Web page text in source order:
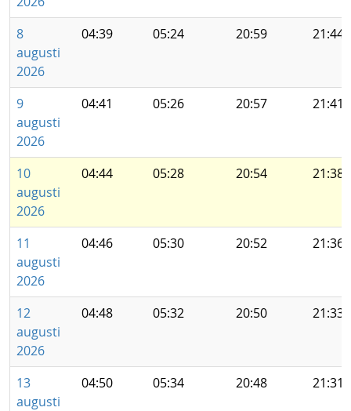
8
augusti
2026
04:39 05:24 20:59 21:44
9
augusti
2026
04:41 05:26 20:57 21:41
10
augusti
2026
04:44 05:28 20:54 21:38
11
augusti
2026
04:46 05:30 20:52 21:36
12
augusti
2026
04:48 05:32 20:50 21:33
13
augusti
04:50 05:34 20:48 21:31